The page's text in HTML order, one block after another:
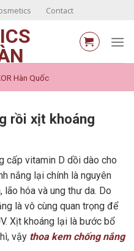
Contact
rồi xịt khoáng
cấp vitamin D dồi dào cho
nắng lại chính là nguyên
lão hóa và ung thư da. Do
là vô cùng quan trọng để
Xịt khoáng lại là bước bổ
vậy thoa kem chống nắng